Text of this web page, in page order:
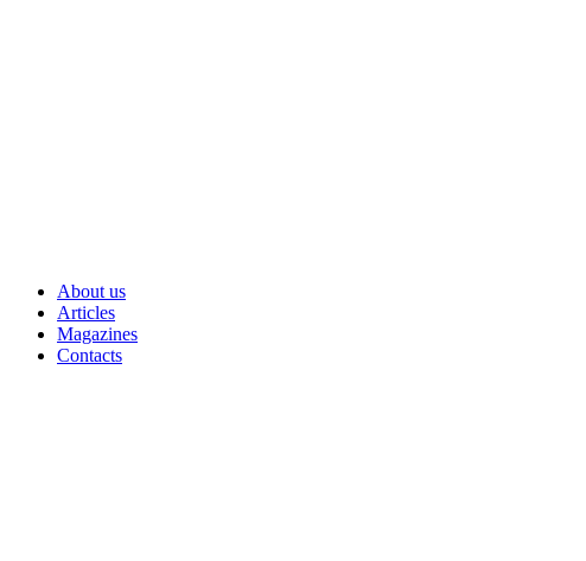
About us
Articles
Magazines
Contacts